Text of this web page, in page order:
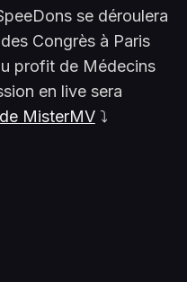
se déroulera
Congrès à Paris
profit de Médecins
en live sera
MisterMV⤵️